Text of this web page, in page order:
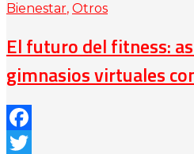
Bienestar, Otros
El futuro del fitness:
gimnasios virtuales
Facebook